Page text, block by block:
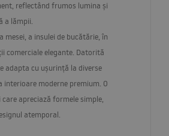
reflectând frumos lumina și
a lămpii.
mesei, a insulei de bucătărie, în
comerciale elegante. Datorită
adapta cu ușurință la diverse
interioare moderne premium. O
apreciază formele simple,
atemporal.